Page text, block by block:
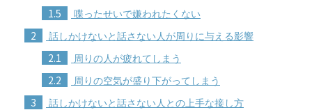
1.5 喋ったせいで嫌われたくない
2 話しかけないと話さない人が周りに与える影響
2.1 周りの人が疲れてしまう
2.2 周りの空気が盛り下がってしまう
3 話しかけないと話さない人との上手な接し方